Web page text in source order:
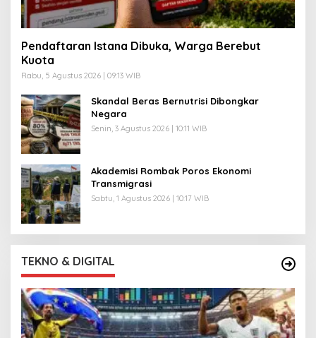
Pendaftaran Istana Dibuka, Warga Berebut
Kuota
Rabu, 5 Agustus 2026 | 09:13 WIB
Skandal Beras Bernutrisi Dibongkar
Negara
Senin, 3 Agustus 2026 | 10:11 WIB
Akademisi Rombak Poros Ekonomi
Transmigrasi
Sabtu, 1 Agustus 2026 | 10:17 WIB
TEKNO & DIGITAL